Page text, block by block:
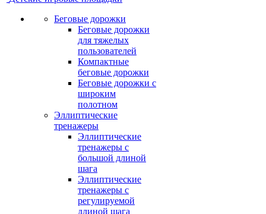
Беговые дорожки
Беговые дорожки
для тяжелых
пользователей
Компактные
беговые дорожки
Беговые дорожки с
широким
полотном
Эллиптические
тренажеры
Эллиптические
тренажеры с
большой длиной
шага
Эллиптические
тренажеры с
регулируемой
длиной шага